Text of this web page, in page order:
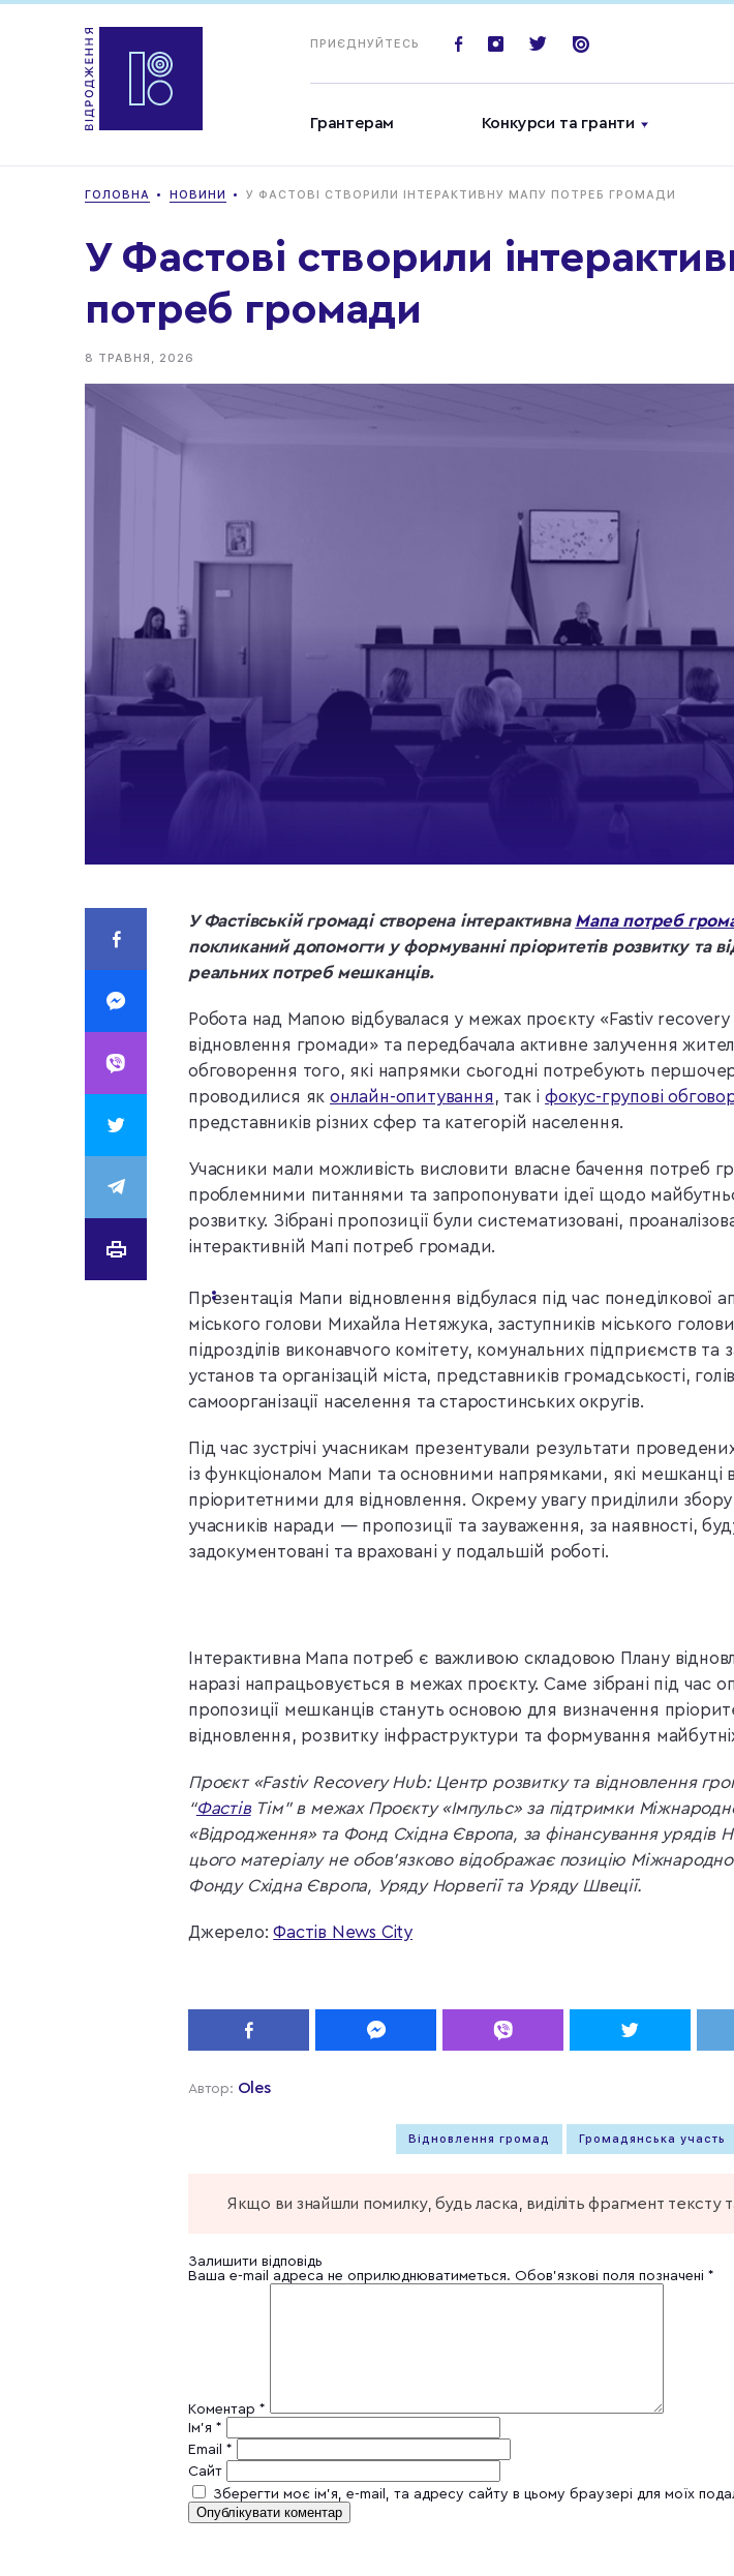
ПРИЄДНУЙТЕСЬ
Грантерам Конкурси та гранти
ГОЛОВНА НОВИНИ У ФАСТОВІ СТВОРИЛИ ІНТЕРАКТИВНУ МАПУ ПОТРЕБ ГРОМАДИ
У Фастові створили
потреб громади
8 ТРАВНЯ, 2026
У Фастівській громаді створена інтерактивна Мапа потреб
покликаний допомогти у формуванні пріоритетів розвитку та
реальних потреб мешканців.
Робота над Мапою відбувалася у межах проєкту «Fastiv
відновлення громади» та передбачала активне залучення
обговорення того, які напрямки сьогодні потребують
проводилися яконлайн-опитування , так іфокус-групові
представників різних сфер та категорій населення.
Учасники мали можливість висловити власне бачення потреб
проблемними питаннями та запропонувати ідеї щодо
розвитку. Зібрані пропозиції були систематизовані,
інтерактивній Мапі потреб громади.
Презентація Мапи відновлення відбулася під час понеділкової
міського голови Михайла Нетяжука, заступників міського
підрозділів виконавчого комітету, комунальних підприємств та
установ та організацій міста, представників громадськості,
самоорганізації населення та старостинських округів.
Під час зустрічі учасникам презентували результати
із функціоналом Мапи та основними напрямками, які мешканці
пріоритетними для відновлення. Окрему увагу приділили збору
учасників наради — пропозиції та зауваження, за наявності,
задокументовані та враховані у подальшій роботі.
Інтерактивна Мапа потреб є важливою складовою Плану
наразі напрацьовується в межах проєкту. Саме зібрані під час
пропозиції мешканців стануть основою для визначення
відновлення, розвитку інфраструктури та формування
Проєкт «Fastiv Recovery Hub: Центр розвитку та відновлення
“ФастівТім” в межах Проєкту «Імпульс» за підтримки
«Відродження» та Фонд Східна Європа, за фінансування урядів
цього матеріалу не обов’язково відображає позицію
Фонду Східна Європа, Уряду Норвегії та Уряду Швеції.
Джерело:Фастів News City
Автор: Oles
Відновлення громад Громадянська участь
Якщо ви знайшли помилку, будь ласка, виділіть фрагмент тексту
Залишити відповідь
Ваша e-mail адреса не оприлюднюватиметься. Обов’язкові поля позначені *
Коментар *
Ім'я *
Email *
Сайт
Зберегти моє ім'я, e-mail, та адресу сайту в цьому браузері для моїх